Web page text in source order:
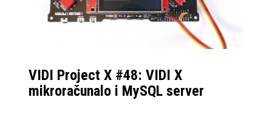
VIDI Project X #48: VIDI X
mikroračunalo i MySQL server